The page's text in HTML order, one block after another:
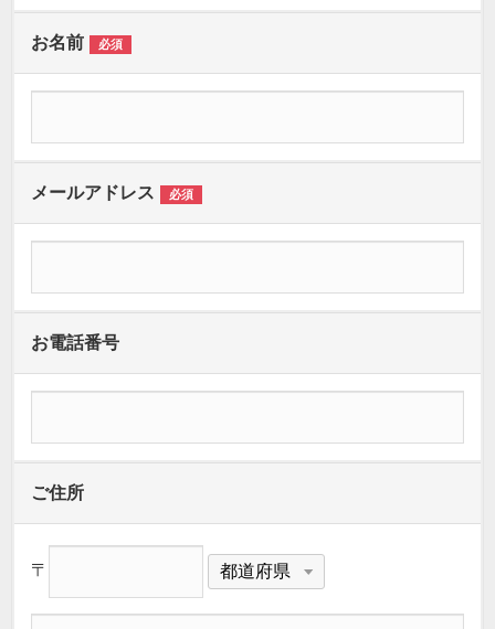
お名前 必須
メールアドレス 必須
お電話番号
ご住所
〒